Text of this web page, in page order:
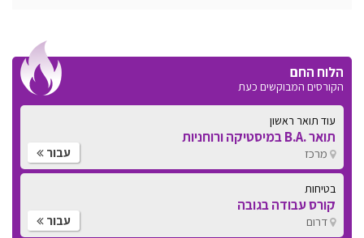
הלוח החם
הקורסים המבוקשים כעת
עוד תואר ראשון
תואר .B.A במיסטיקה ורוחניות
מרכז עבור
בטיחות
קורס עבודה בגובה
דרום עבור